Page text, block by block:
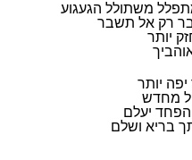
משתולל הגעגוע
רק אל תשבר
יותר
יותר
מחדש
הפחד יעלם
בריא ושלם